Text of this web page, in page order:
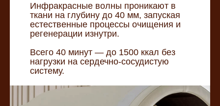
Инфракрасные волны проникают в
ткани на глубину до 40 мм, запуская
естественные процессы очищения и
регенерации изнутри.
Всего 40 минут — до 1500 ккал без
нагрузки на сердечно-сосудистую
систему.